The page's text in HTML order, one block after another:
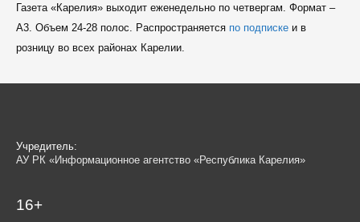
Газета «Карелия» выходит еженедельно по четвергам. Формат –
A3. Объем 24-28 полос. Распространяется по подпискеи в
розницу во всех районах Карелии.
Учредитель:
АУ РК «Информационное агентство «Республика Карелия»
16+